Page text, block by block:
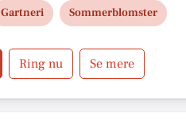
Gartneri Sommerblomster
Ring nu Se mere